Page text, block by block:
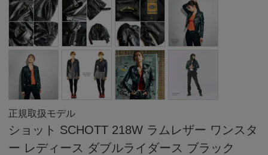
正規取扱モデル
ショット SCHOTT 218W ラムレザー ワンスタ
ー レディース ダブルライダース ブラック